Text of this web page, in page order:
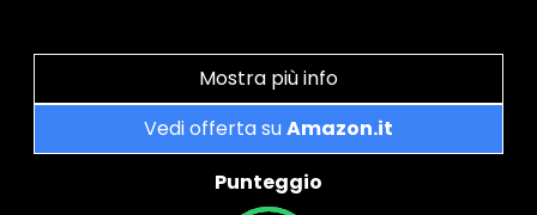
Mostra più info
Vedi offerta suAmazon.it
Punteggio